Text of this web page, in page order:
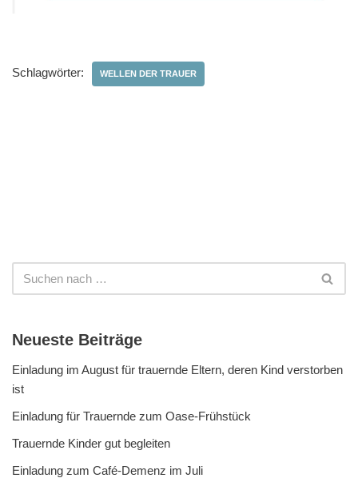
Schlagwörter: WELLEN DER TRAUER
Neueste Beiträge
Einladung im August für trauernde Eltern, deren Kind verstorben
ist
Einladung für Trauernde zum Oase-Frühstück
Trauernde Kinder gut begleiten
Einladung zum Café-Demenz im Juli